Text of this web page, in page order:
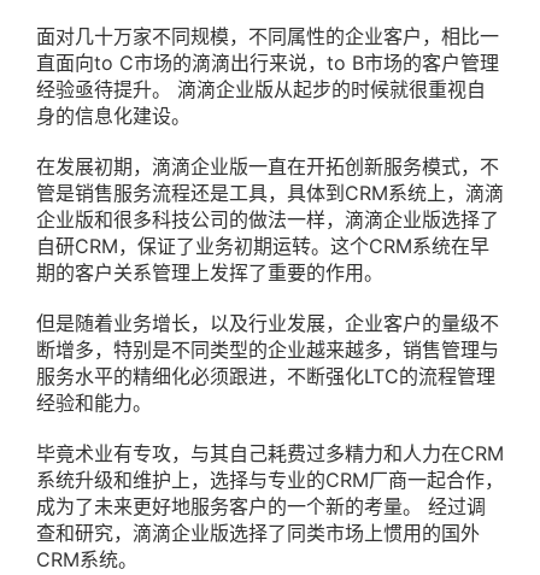
面对几十万家不同规模，不同属性的企业客户，相比一
直面向to C市场的滴滴出行来说，to B市场的客户管理
经验亟待提升。 滴滴企业版从起步的时候就很重视自
身的信息化建设。
在发展初期，滴滴企业版一直在开拓创新服务模式，不
管是销售服务流程还是工具，具体到CRM系统上，滴滴
企业版和很多科技公司的做法一样，滴滴企业版选择了
自研CRM，保证了业务初期运转。这个CRM系统在早
期的客户关系管理上发挥了重要的作用。
但是随着业务增长，以及行业发展，企业客户的量级不
断增多，特别是不同类型的企业越来越多，销售管理与
服务水平的精细化必须跟进，不断强化LTC的流程管理
经验和能力。
毕竟术业有专攻，与其自己耗费过多精力和人力在CRM
系统升级和维护上，选择与专业的CRM厂商一起合作，
成为了未来更好地服务客户的一个新的考量。 经过调
查和研究，滴滴企业版选择了同类市场上惯用的国外
CRM系统。